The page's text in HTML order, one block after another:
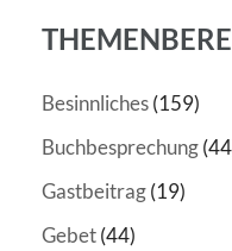
Besinnliches(159)
Buchbesprechung
Gastbeitrag(19)
Gebet(44)